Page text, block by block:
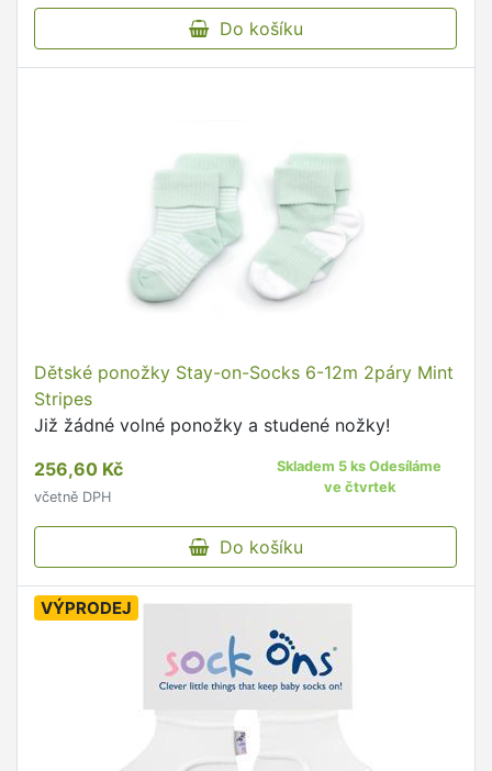
Do košíku
Dětské ponožky Stay-on-Socks 6-12m 2páry Mint
Stripes
Již žádné volné ponožky a studené nožky!
256,60 Kč
včetně DPH
Skladem 5 ks Odesíláme
ve čtvrtek
Do košíku
VÝPRODEJ